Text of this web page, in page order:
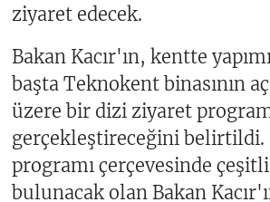
ziyaret edecek.
Bakan Kacır'ın, kentte
başta Teknokent binasının
üzere bir dizi ziyaret
gerçekleştireceğini belirtildi.
programı çerçevesinde
bulunacak olan Bakan